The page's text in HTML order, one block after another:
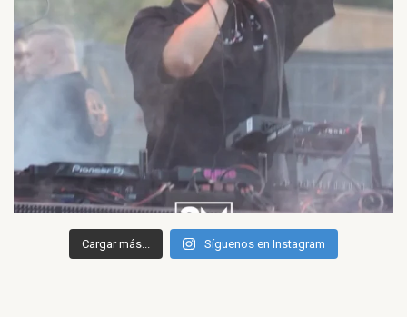
Cargar más... Síguenos en Instagram